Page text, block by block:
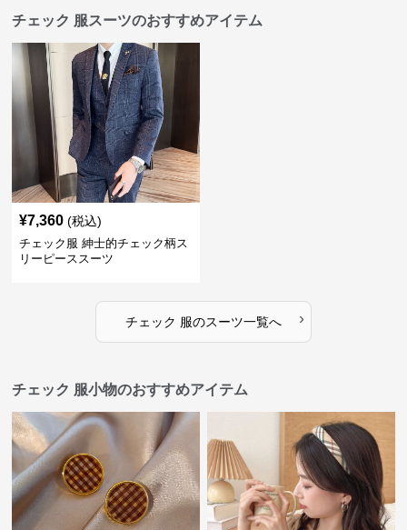
チェック 服スーツのおすすめアイテム
¥7,360 (税込)
チェック服 紳士的チェック柄ス
リーピーススーツ
チェック 服のスーツ一覧へ ›
チェック 服小物のおすすめアイテム